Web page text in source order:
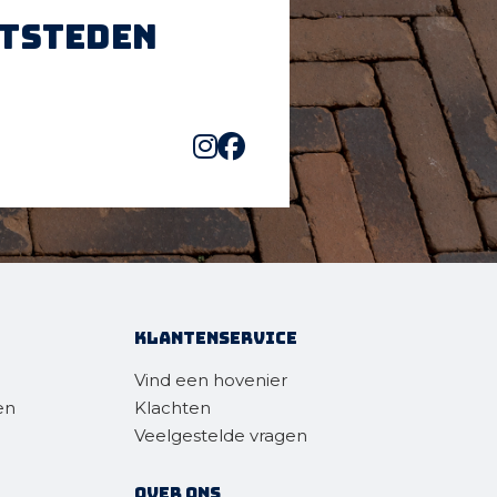
Klantenservice
Vind een hovenier
Klachten
Veelgestelde vragen